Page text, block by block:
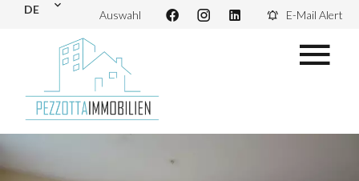
DE Auswahl E-Mail Alert